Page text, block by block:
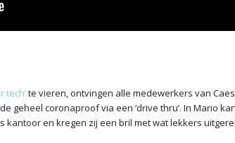
tech’te vieren, ontvingen alle medewerkers van
geheel coronaproof via een ‘drive thru’. In Mario
en kregen zij een bril met wat lekkers